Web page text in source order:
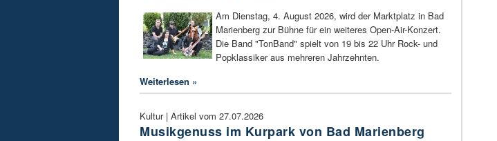
Am Dienstag, 4. August 2026, wird der Marktplatz in Bad
Marienberg zur Bühne für ein weiteres Open-Air-Konzert.
Die Band "TonBand" spielt von 19 bis 22 Uhr Rock- und
Popklassiker aus mehreren Jahrzehnten.
Weiterlesen »
Kultur | Artikel vom 27.07.2026
Musikgenuss im Kurpark von Bad Marienberg